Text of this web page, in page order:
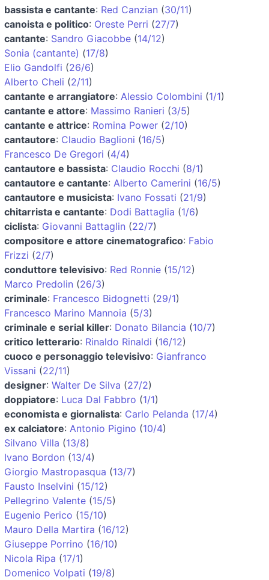
bassista e cantante: Red Canzian (30/11)
canoista e politico: Oreste Perri (27/7)
cantante: Sandro Giacobbe (14/12)
Sonia (cantante) (17/8)
Elio Gandolfi (26/6)
Alberto Cheli (2/11)
cantante e arrangiatore: Alessio Colombini (1/1)
cantante e attore: Massimo Ranieri (3/5)
cantante e attrice: Romina Power (2/10)
cantautore: Claudio Baglioni (16/5)
Francesco De Gregori (4/4)
cantautore e bassista: Claudio Rocchi (8/1)
cantautore e cantante: Alberto Camerini (16/5)
cantautore e musicista: Ivano Fossati (21/9)
chitarrista e cantante: Dodi Battaglia (1/6)
ciclista: Giovanni Battaglin (22/7)
compositore e attore cinematografico: Fabio
Frizzi (2/7)
conduttore televisivo: Red Ronnie (15/12)
Marco Predolin (26/3)
criminale: Francesco Bidognetti (29/1)
Francesco Marino Mannoia (5/3)
criminale e serial killer: Donato Bilancia (10/7)
critico letterario: Rinaldo Rinaldi (16/12)
cuoco e personaggio televisivo: Gianfranco
Vissani (22/11)
designer: Walter De Silva (27/2)
doppiatore: Luca Dal Fabbro (1/1)
economista e giornalista: Carlo Pelanda (17/4)
ex calciatore: Antonio Pigino (10/4)
Silvano Villa (13/8)
Ivano Bordon (13/4)
Giorgio Mastropasqua (13/7)
Fausto Inselvini (15/12)
Pellegrino Valente (15/5)
Eugenio Perico (15/10)
Mauro Della Martira (16/12)
Giuseppe Porrino (16/10)
Nicola Ripa (17/1)
Domenico Volpati (19/8)